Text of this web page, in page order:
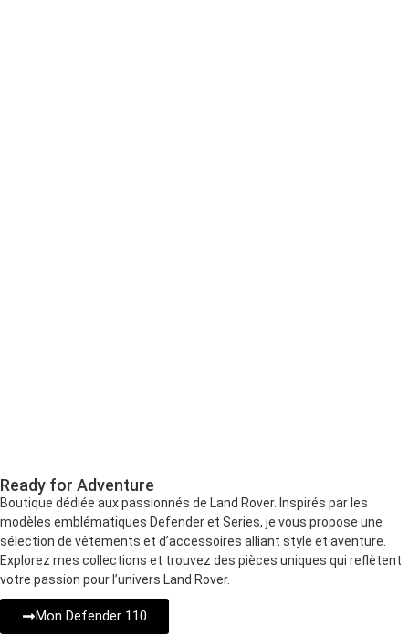
Ready for Adventure
Boutique dédiée aux passionnés de Land Rover. Inspirés par les
modèles emblématiques Defender et Series, je vous propose une
sélection de vêtements et d’accessoires alliant style et aventure.
Explorez mes collections et trouvez des pièces uniques qui reflètent
votre passion pour l’univers Land Rover.
Mon Defender 110